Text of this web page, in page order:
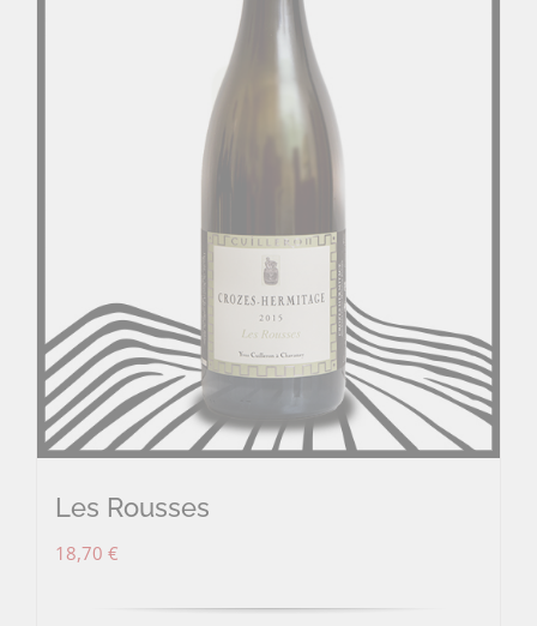
Les Rousses
18,70 €